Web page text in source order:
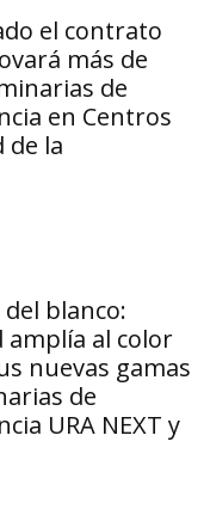
el contrato
más de
de
en Centros
de la
del blanco:
amplía al color
nuevas gamas
de
URA NEXT y